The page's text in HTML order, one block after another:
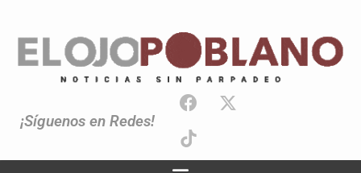
¡Síguenos en Redes!